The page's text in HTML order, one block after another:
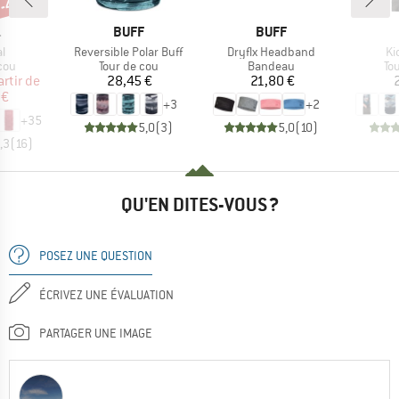
réduit
de
+35
(16)
%
MARQUE
BUFF
Article
Reversible Polar Buff
Product group
Tour de cou
Prix
28,45 €
+3
5,0(3)
MARQUE
BUFF
Article
Dryflx Headband
Product group
Bandeau
Prix
21,80 €
+2
5,0(10)
QU'EN DITES-VOUS ?
POSEZ UNE QUESTION
ÉCRIVEZ UNE ÉVALUATION
PARTAGER UNE IMAGE